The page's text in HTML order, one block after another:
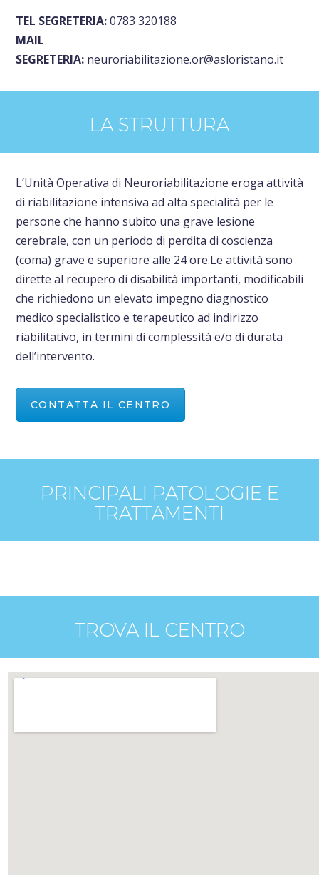
TEL SEGRETERIA:0783 320188
MAIL
SEGRETERIA: neuroriabilitazione.or@asloristano.it
LA STRUTTURA
L’Unità Operativa di Neuroriabilitazione eroga attività
di riabilitazione intensiva ad alta specialità per le
persone che hanno subito una grave lesione
cerebrale, con un periodo di perdita di coscienza
(coma) grave e superiore alle 24 ore.Le attività sono
dirette al recupero di disabilità importanti, modificabili
che richiedono un elevato impegno diagnostico
medico specialistico e terapeutico ad indirizzo
riabilitativo, in termini di complessità e/o di durata
dell’intervento.
CONTATTA IL CENTRO
PRINCIPALI PATOLOGIE E
TRATTAMENTI
TROVA IL CENTRO